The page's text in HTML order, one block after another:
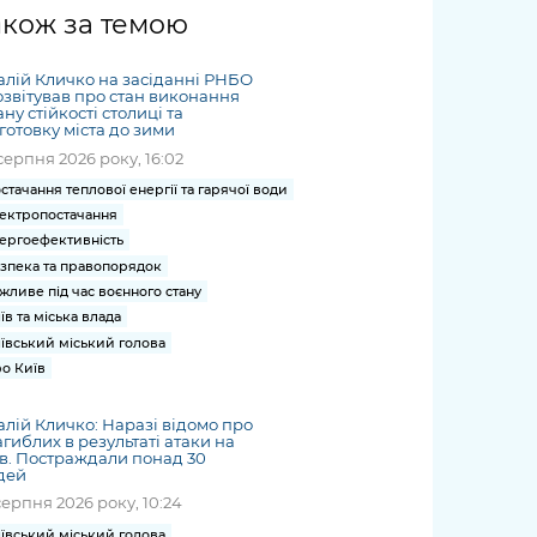
Безбар'єрність
Київська міська військова
адміністрація
Портал послуг
Міський застосунок Київ
Цифровий
Важливе під час
воєнного стану
міській військовій
адміністрації
«Ініціатива
«Партнерство
«Відкритий Уряд» –
місцевий рівень»
дій чи
про
на
дашборди
та
/
журналіст
ський
запит /
Submitting
a media
request
hospitals
за темою
Кличко на засіданні РНБО
про стан виконання
стійкості столиці та
міста до зими
2026 року, 16:02
теплової енергії та гарячої води
та правопорядок
під час воєнного стану
та міська влада
міський голова
Київ
Кличко: Наразі відомо про
в результаті атаки на
Постраждали понад 30
2026 року, 10:24